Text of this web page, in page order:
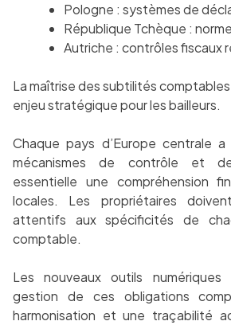
Pologne : systèmes de
République Tchèque :
Autriche : contrôles fiscaux
La maîtrise des subtilités
enjeu stratégique pour les bailleurs.
Chaque pays d’Europe centrale
mécanismes de contrôle et
essentielle une compréhension
locales. Les propriétaires
attentifs aux spécificités de
comptable.
Les nouveaux outils numériques
gestion de ces obligations
harmonisation et une traçabilité